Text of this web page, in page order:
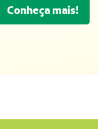
Conheça mais!